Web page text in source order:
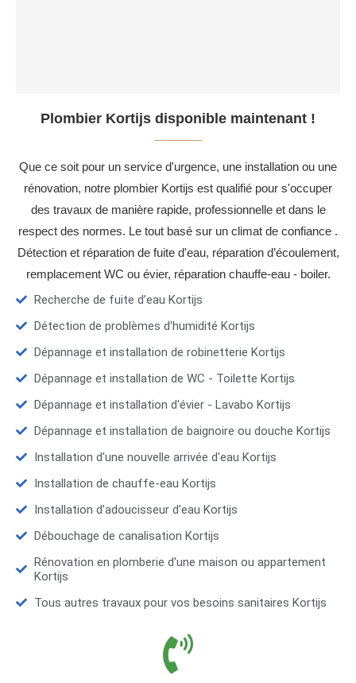
Plombier Kortijs disponible maintenant !
Que ce soit pour un service d'urgence, une installation ou une
rénovation, notre plombier Kortijs est qualifié pour s'occuper
des travaux de manière rapide, professionnelle et dans le
respect des normes. Le tout basé sur un climat de confiance .
Détection et réparation de fuite d'eau, réparation d’écoulement,
remplacement WC ou évier, réparation chauffe-eau - boiler.
Recherche de fuite d’eau Kortijs
Détection de problèmes d'humidité Kortijs
Dépannage et installation de robinetterie Kortijs
Dépannage et installation de WC - Toilette Kortijs
Dépannage et installation d'évier - Lavabo Kortijs
Dépannage et installation de baignoire ou douche Kortijs
Installation d'une nouvelle arrivée d'eau Kortijs
Installation de chauffe-eau Kortijs
Installation d’adoucisseur d'eau Kortijs
Débouchage de canalisation Kortijs
Rénovation en plomberie d'une maison ou appartement
Kortijs
Tous autres travaux pour vos besoins sanitaires Kortijs